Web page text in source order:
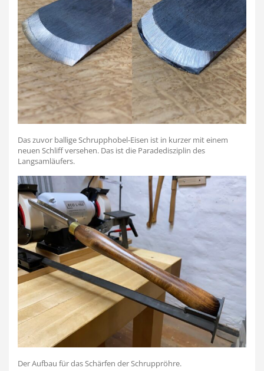
Das zuvor ballige Schrupphobel-Eisen ist in kurzer mit einem
neuen Schliff versehen. Das ist die Paradedisziplin des
Langsamläufers.
Der Aufbau für das Schärfen der Schruppröhre.